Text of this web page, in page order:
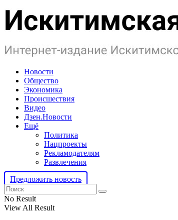
Новости
Общество
Экономика
Происшествия
Видео
Дзен.Новости
Ещё
Политика
Нацпроекты
Рекламодателям
Развлечения
Предложить новость
No Result
View All Result